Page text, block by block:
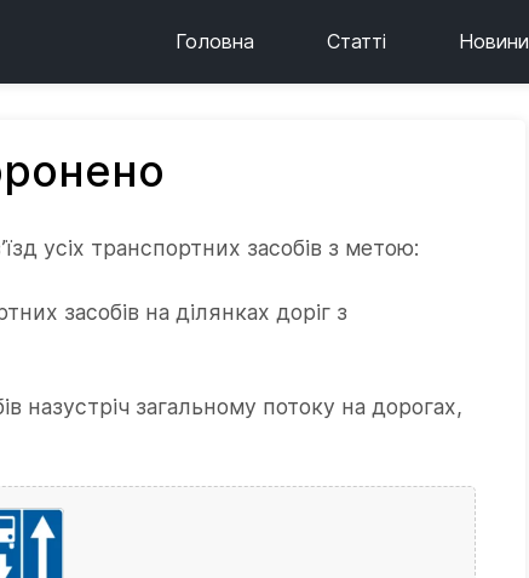
Головна Статті Новини
усіх транспортних засобів з метою:
засобів на ділянках доріг з
назустріч загальному потоку на дорогах,